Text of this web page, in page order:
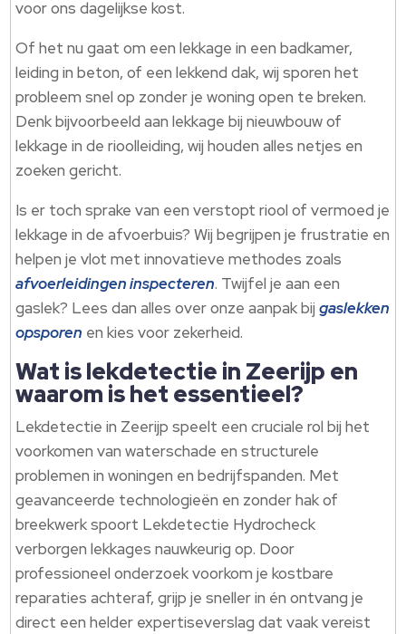
voor ons dagelijkse kost.
Of het nu gaat om een lekkage in een badkamer,
leiding in beton, of een lekkend dak, wij sporen het
probleem snel op zonder je woning open te breken.
Denk bijvoorbeeld aan lekkage bij nieuwbouw of
lekkage in de rioolleiding, wij houden alles netjes en
zoeken gericht.
Is er toch sprake van een verstopt riool of vermoed je
lekkage in de afvoerbuis? Wij begrijpen je frustratie en
helpen je vlot met innovatieve methodes zoals
afvoerleidingen inspecteren. Twijfel je aan een
gaslek? Lees dan alles over onze aanpak bijgaslekken
opsporen en kies voor zekerheid.
Wat is lekdetectie in Zeerijp en
waarom is het essentieel?
Lekdetectie in Zeerijp speelt een cruciale rol bij het
voorkomen van waterschade en structurele
problemen in woningen en bedrijfspanden. Met
geavanceerde technologieën en zonder hak of
breekwerk spoort Lekdetectie Hydrocheck
verborgen lekkages nauwkeurig op. Door
professioneel onderzoek voorkom je kostbare
reparaties achteraf, grijp je sneller in én ontvang je
direct een helder expertiseverslag dat vaak vereist